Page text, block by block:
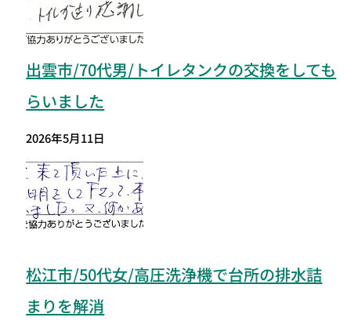
出雲市/70代男/トイレタンクの交換をしても
らいました
2026年5月11日
松江市/50代女/高圧洗浄機で台所の排水詰
まりを解消